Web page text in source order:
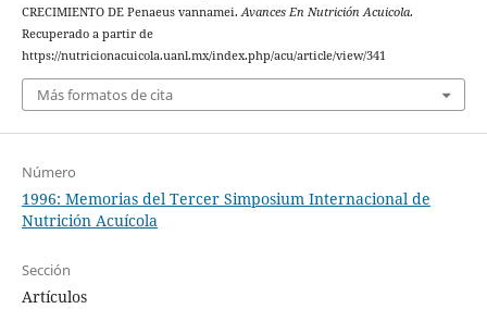
CRECIMIENTO DE Penaeus vannamei.Avances En Nutrición Acuicola.
Recuperado a partir de
https://nutricionacuicola.uanl.mx/index.php/acu/article/view/341
Más formatos de cita
Número
1996: Memorias del Tercer Simposium Internacional de
Nutrición Acuícola
Sección
Artículos